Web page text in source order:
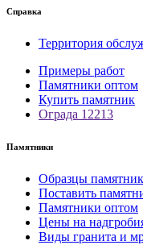
Справка
Территория
Примеры работ
Памятники оптом
Купить памятник
Ограда 12213
Памятники
Образцы
Поставить
Памятники оптом
Цены на
Виды гранита и